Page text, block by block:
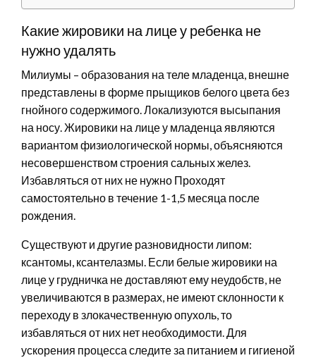
Какие жировики на лице у ребенка не
нужно удалять
Милиумы – образования на теле младенца, внешне
представлены в форме прыщиков белого цвета без
гнойного содержимого. Локализуются высыпания
на носу. Жировики на лице у младенца являются
вариантом физиологической нормы, объясняются
несовершенством строения сальных желез.
Избавляться от них не нужно Проходят
самостоятельно в течение 1-1,5 месяца после
рождения.
Существуют и другие разновидности липом:
ксантомы, ксантелазмы. Если белые жировики на
лице у грудничка не доставляют ему неудобств, не
увеличиваются в размерах, не имеют склонности к
переходу в злокачественную опухоль, то
избавляться от них нет необходимости. Для
ускорения процесса следите за питанием и гигиеной